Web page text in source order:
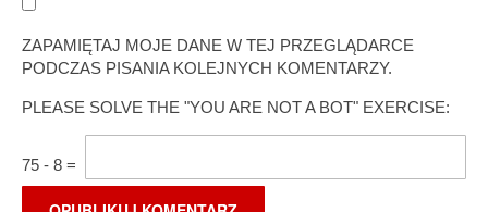
ZAPAMIĘTAJ MOJE DANE W TEJ PRZEGLĄDARCE
PODCZAS PISANIA KOLEJNYCH KOMENTARZY.
PLEASE SOLVE THE "YOU ARE NOT A BOT" EXERCISE:
75 - 8 =